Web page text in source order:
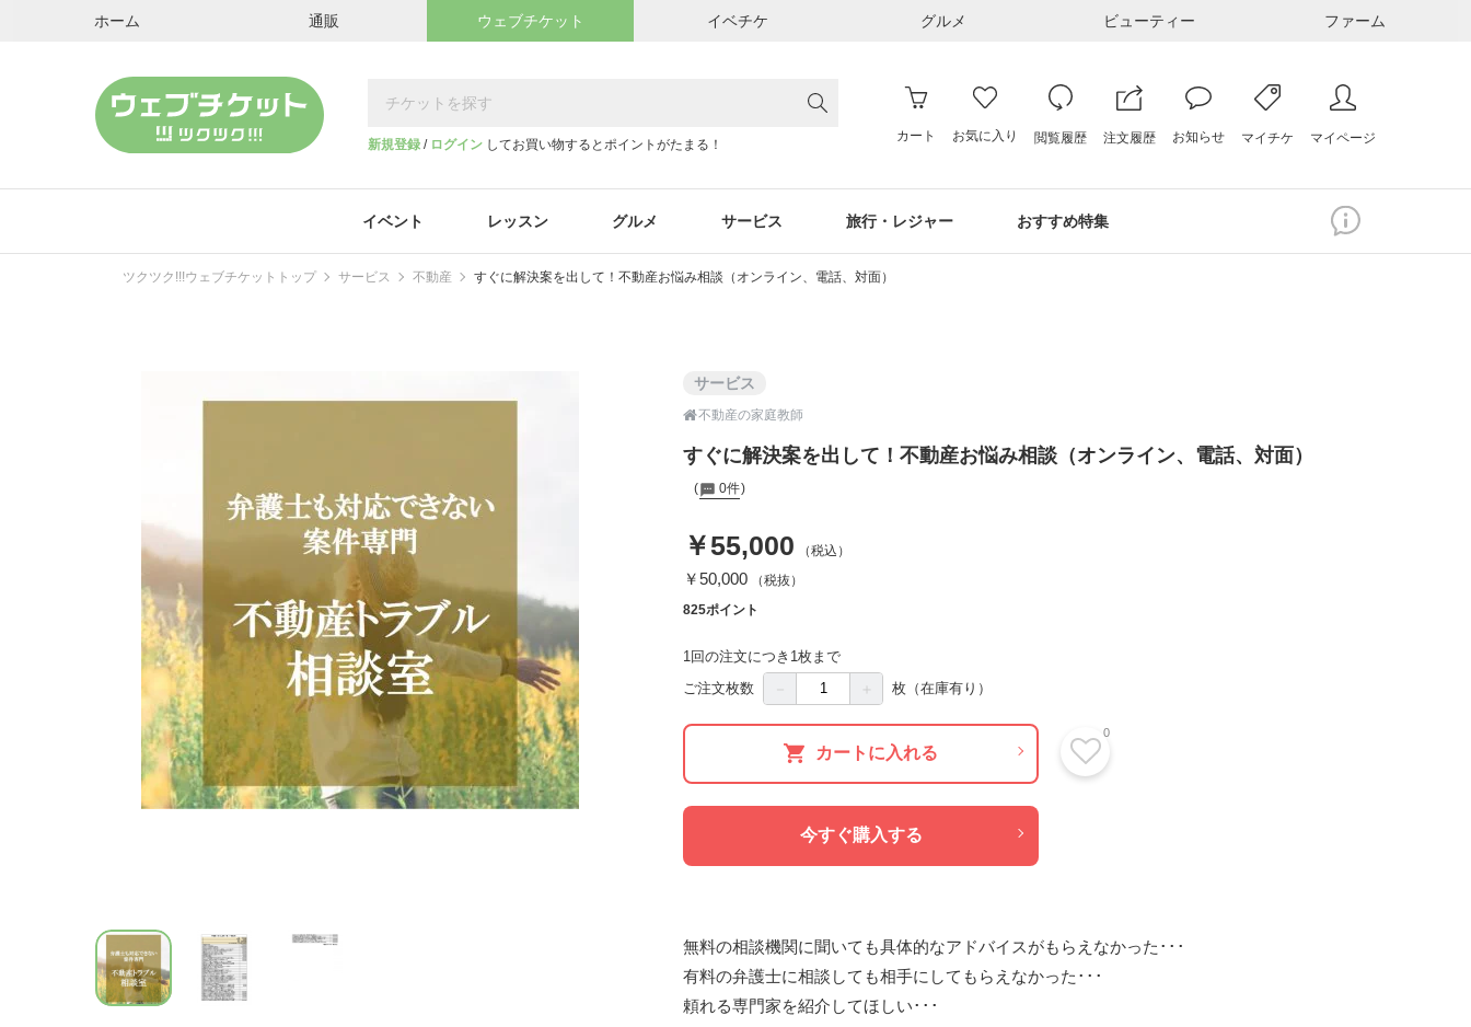
ホーム 通販 ウェブチケット イベチケ グルメ ビューティー ファーム
新規登録 / ログイン してお買い物するとポイントがたまる！
カート お気に入り 閲覧履歴 注文履歴 お知らせ マイチケ マイページ
イベント レッスン グルメ サービス 旅行・レジャー おすすめ特集
ツクツク!!!ウェブチケットトップ サービス 不動産 すぐに解決案を出して！不動産お悩み相談（オンライン、電話、対面）
サービス
不動産の家庭教師
すぐに解決案を出して！不動産お悩み相談（オンライン、電話、対面）
0件
￥55,000 （税込）
￥50,000 （税抜）
825ポイント
1回の注文につき1枚まで
ご注文枚数
＋ 枚 （在庫有り）
カートに入れる
0
今すぐ購入する
無料の相談機関に聞いても具体的なアドバイスがもらえなかった･･･
有料の弁護士に相談しても相手にしてもらえなかった･･･
頼れる専門家を紹介してほしい･･･